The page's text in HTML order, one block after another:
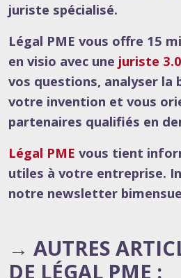
juriste spécialisé.
Légal PME vous offre 15
en visio avec une juriste 3.0
vos questions, analyser la
votre invention et vous
partenaires qualifiés en
Légal PME vous tient
utiles à votre entreprise.
notre newsletter
→ AUTRES
DE LÉGAL PME :